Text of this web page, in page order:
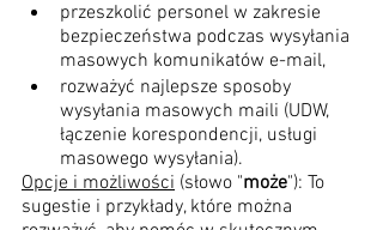
przeszkolić personel w zakresie
bezpieczeństwa podczas wysyłania
masowych komunikatów e-mail,
rozważyć najlepsze sposoby
wysyłania masowych maili (UDW,
łączenie korespondencji, usługi
masowego wysyłania).
Opcje i możliwości (słowo "może"): To
sugestie i przykłady, które można